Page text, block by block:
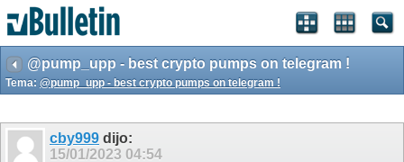
@pump_upp - best crypto pumps on telegram !
Tema: @pump_upp - best crypto pumps on telegram !
cby999 dijo:
15/01/2023 04:54